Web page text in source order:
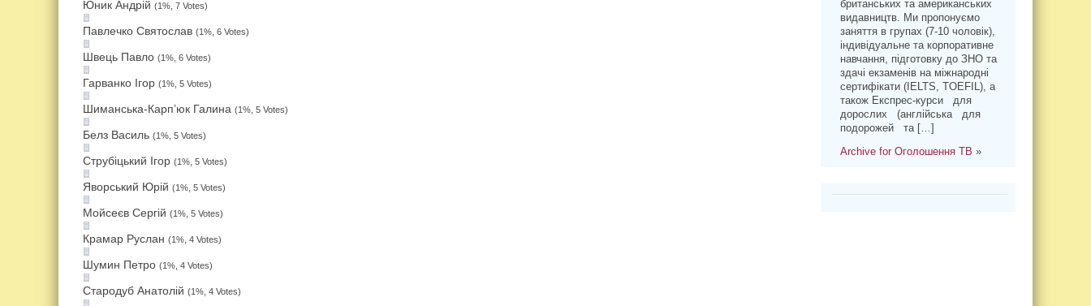
Юник Андрій (1%, 7 Votes)
Павлечко Святослав (1%, 6 Votes)
Швець Павло (1%, 6 Votes)
Гарванко Ігор (1%, 5 Votes)
Шиманська-Карп’юк Галина (1%, 5 Votes)
Белз Василь (1%, 5 Votes)
Струбіцький Ігор (1%, 5 Votes)
Яворський Юрій (1%, 5 Votes)
Мойсеєв Сергій (1%, 5 Votes)
Крамар Руслан (1%, 4 Votes)
Шумин Петро (1%, 4 Votes)
Стародуб Анатолій (1%, 4 Votes)
британських та американських
видавництв. Ми пропонуємо
заняття в групах (7-10 чоловік),
індивідуальне та корпоративне
навчання, підготовку до ЗНО та
здачі екзаменів на міжнародні
сертифікати (IELTS, TOEFIL), а
також Експрес-курси для
дорослих (англійська для
подорожей та […]
Archive for Оголошення ТВ »